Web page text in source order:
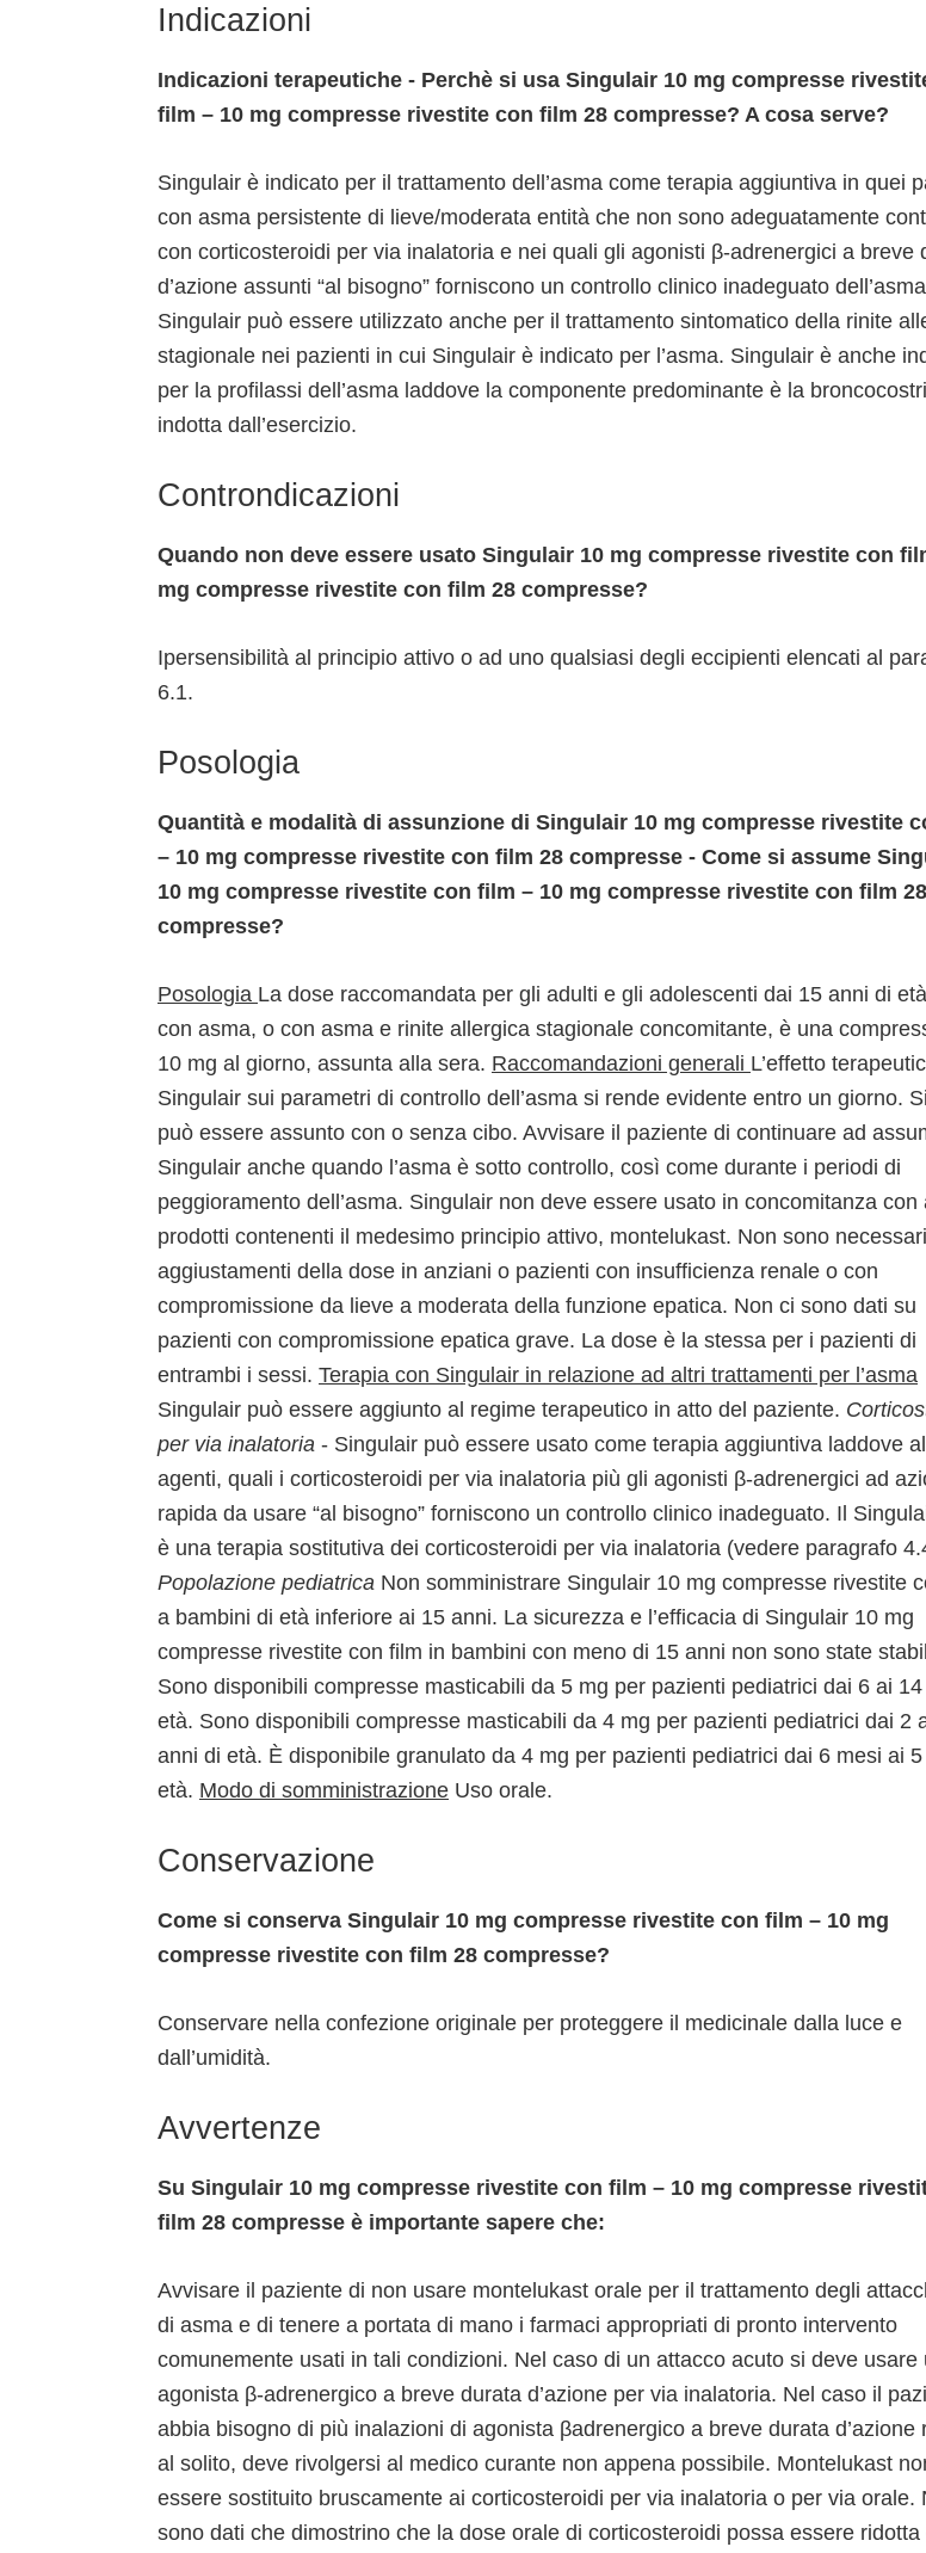
Indicazioni
Indicazioni terapeutiche - Perchè si usa Singulair 10 mg compresse
film – 10 mg compresse rivestite con film 28 compresse? A cosa serve?
Singulair è indicato per il trattamento dell’asma come terapia aggiuntiva in quei
con asma persistente di lieve/moderata entità che non sono adeguatamente
con corticosteroidi per via inalatoria e nei quali gli agonisti β-adrenergici a breve
d’azione assunti “al bisogno” forniscono un controllo clinico inadeguato
Singulair può essere utilizzato anche per il trattamento sintomatico della rinite
stagionale nei pazienti in cui Singulair è indicato per l’asma. Singulair è anche
per la profilassi dell’asma laddove la componente predominante è la
indotta dall’esercizio.
Controndicazioni
Quando non deve essere usato Singulair 10 mg compresse rivestite con
mg compresse rivestite con film 28 compresse?
Ipersensibilità al principio attivo o ad uno qualsiasi degli eccipienti elencati al
6.1.
Posologia
Quantità e modalità di assunzione di Singulair 10 mg compresse rivestite
– 10 mg compresse rivestite con film 28 compresse - Come si assume
10 mg compresse rivestite con film – 10 mg compresse rivestite con film 28
compresse?
Posologia La dose raccomandata per gli adulti e gli adolescenti dai 15 anni di
con asma, o con asma e rinite allergica stagionale concomitante, è una
10 mg al giorno, assunta alla sera. Raccomandazioni generali L’effetto
Singulair sui parametri di controllo dell’asma si rende evidente entro un giorno.
può essere assunto con o senza cibo. Avvisare il paziente di continuare ad
Singulair anche quando l’asma è sotto controllo, così come durante i periodi di
peggioramento dell’asma. Singulair non deve essere usato in concomitanza con
prodotti contenenti il medesimo principio attivo, montelukast. Non sono necessari
aggiustamenti della dose in anziani o pazienti con insufficienza renale o con
compromissione da lieve a moderata della funzione epatica. Non ci sono dati su
pazienti con compromissione epatica grave. La dose è la stessa per i pazienti di
entrambi i sessi. Terapia con Singulair in relazione ad altri trattamenti per l’asma
Singulair può essere aggiunto al regime terapeutico in atto del paziente.
per via inalatoria - Singulair può essere usato come terapia aggiuntiva laddove
agenti, quali i corticosteroidi per via inalatoria più gli agonisti β-adrenergici ad
rapida da usare “al bisogno” forniscono un controllo clinico inadeguato. Il
è una terapia sostitutiva dei corticosteroidi per via inalatoria (vedere paragrafo
Popolazione pediatrica Non somministrare Singulair 10 mg compresse rivestite
a bambini di età inferiore ai 15 anni. La sicurezza e l’efficacia di Singulair 10 mg
compresse rivestite con film in bambini con meno di 15 anni non sono state
Sono disponibili compresse masticabili da 5 mg per pazienti pediatrici dai 6 ai
età. Sono disponibili compresse masticabili da 4 mg per pazienti pediatrici dai 2
anni di età. È disponibile granulato da 4 mg per pazienti pediatrici dai 6 mesi ai
età. Modo di somministrazione Uso orale.
Conservazione
Come si conserva Singulair 10 mg compresse rivestite con film – 10 mg
compresse rivestite con film 28 compresse?
Conservare nella confezione originale per proteggere il medicinale dalla luce e
dall’umidità.
Avvertenze
Su Singulair 10 mg compresse rivestite con film – 10 mg compresse
film 28 compresse è importante sapere che:
Avvisare il paziente di non usare montelukast orale per il trattamento degli
di asma e di tenere a portata di mano i farmaci appropriati di pronto intervento
comunemente usati in tali condizioni. Nel caso di un attacco acuto si deve usare
agonista β-adrenergico a breve durata d’azione per via inalatoria. Nel caso il
abbia bisogno di più inalazioni di agonista βadrenergico a breve durata d’azione
al solito, deve rivolgersi al medico curante non appena possibile. Montelukast
essere sostituito bruscamente ai corticosteroidi per via inalatoria o per via orale.
sono dati che dimostrino che la dose orale di corticosteroidi possa essere ridotta